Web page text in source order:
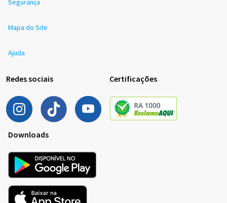
Segurança
Mapa do Site
Ajuda
Redes sociais Certificações
Downloads